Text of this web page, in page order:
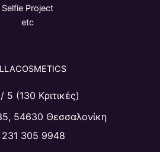
Selfie Project
etc
5 (130 Κριτικές)
54630 Θεσσαλονίκη
231 305 9948